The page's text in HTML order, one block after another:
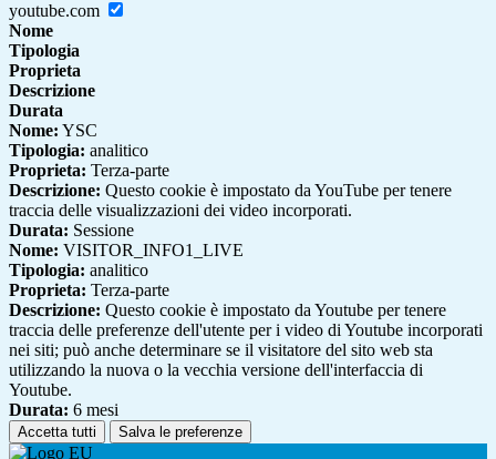
youtube.com
Nome
Tipologia
Proprieta
Descrizione
Durata
Nome: YSC
Tipologia: analitico
Proprieta: Terza-parte
Descrizione: Questo cookie è impostato da YouTube per tenere
traccia delle visualizzazioni dei video incorporati.
Durata: Sessione
Nome: VISITOR_INFO1_LIVE
Tipologia: analitico
Proprieta: Terza-parte
Descrizione: Questo cookie è impostato da Youtube per tenere
traccia delle preferenze dell'utente per i video di Youtube incorporati
nei siti; può anche determinare se il visitatore del sito web sta
utilizzando la nuova o la vecchia versione dell'interfaccia di
Youtube.
Durata: 6 mesi
Accetta tutti Salva le preferenze